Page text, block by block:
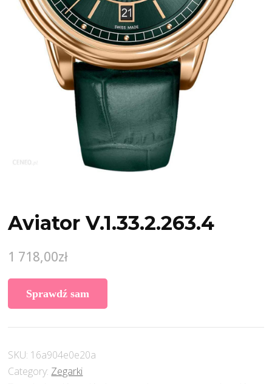
Aviator V.1.33.2.263.4
1 718,00zł
Sprawdź sam
SKU: 16a904e0e20a
Category: Zegarki